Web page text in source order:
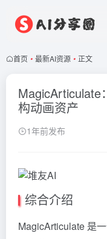
首页 • 最新AI资源 • 正文
MagicArticulate
构动画资产
1年前发布
综合介绍
MagicArticulate 是